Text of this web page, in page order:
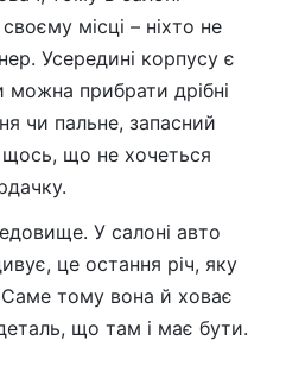
місці – ніхто не
Усередині корпусу є
можна прибрати дрібні
чи пальне, запасний
щось, що не хочеться
У салоні авто
це остання річ, яку
тому вона й ховає
що там і має бути.